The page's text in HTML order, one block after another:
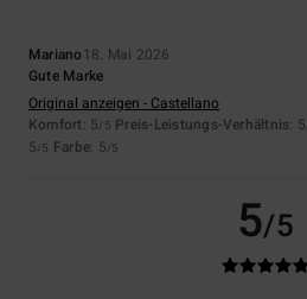
Mariano 18. Mai 2026
Gute Marke
Original anzeigen - Castellano
Komfort: 5/5 Preis-Leistungs-Verhältnis: 5
5/5 Farbe: 5/5
5/5